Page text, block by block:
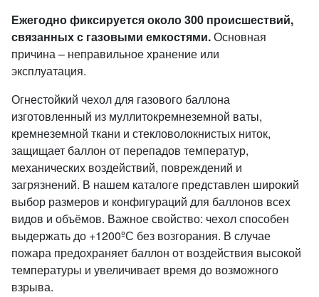
Ежегодно фиксируется около 300 происшествий,
связанных с газовыми емкостями.Основная
причина – неправильное хранение или
эксплуатация.
Огнестойкий чехол для газового баллона
изготовленный из муллитокремнеземной ваты,
кремнеземной ткани и стекловолокнистых ниток,
защищает баллон от перепадов температур,
механических воздействий, повреждений и
загрязнений. В нашем каталоге представлен широкий
выбор размеров и конфигураций для баллонов всех
видов и объёмов. Важное свойство: чехол способен
выдержать до +1200ºС без возгорания. В случае
пожара предохраняет баллон от воздействия высокой
температуры и увеличивает время до возможного
взрыва.